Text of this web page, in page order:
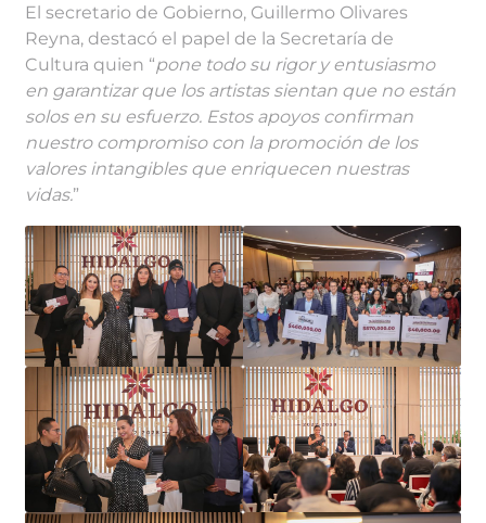
El secretario de Gobierno, Guillermo Olivares
Reyna, destacó el papel de la Secretaría de
Cultura quien “pone todo su rigor y entusiasmo
en garantizar que los artistas sientan que no están
solos en su esfuerzo. Estos apoyos confirman
nuestro compromiso con la promoción de los
valores intangibles que enriquecen nuestras
vidas.”